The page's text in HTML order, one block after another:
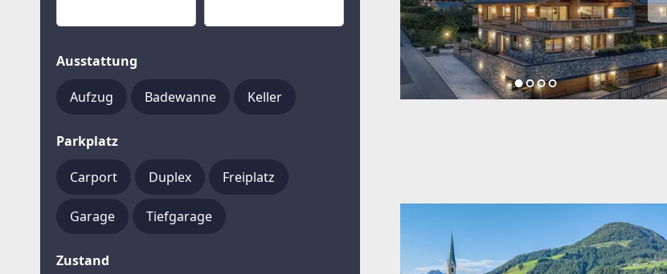
Ausstattung
Aufzug Badewanne Keller
Parkplatz
Carport Duplex Freiplatz
Garage Tiefgarage
Zustand